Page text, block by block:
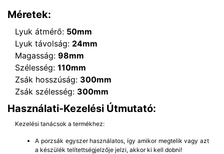
Méretek:
Lyuk átmérő: 50mm
Lyuk távolság: 24mm
Magasság: 98mm
Szélesség: 110mm
Zsák hosszúság: 300mm
Zsák szélesség: 300mm
Használati-Kezelési Útmutató:
Kezelési tanácsok a termékhez:
A porzsák egyszer használatos, így amikor megtelik vagy azt
a készülék telítettségjelzője jelzi, akkor ki kell dobni!